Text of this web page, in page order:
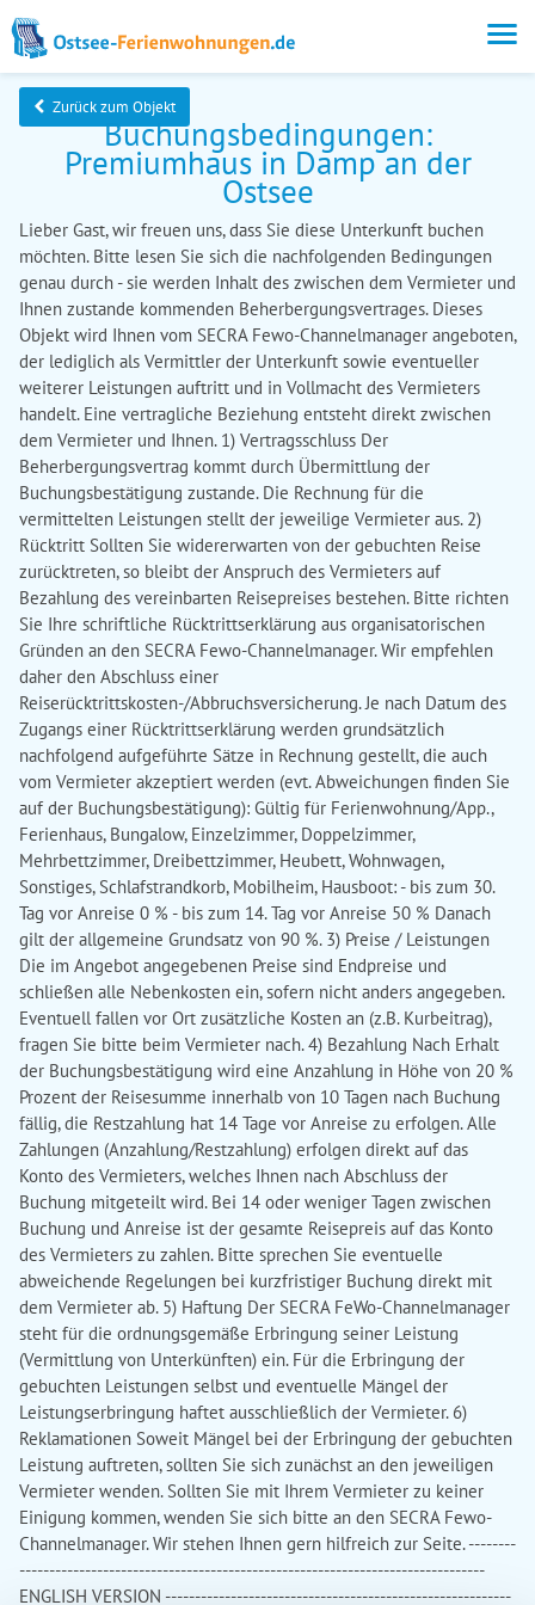
Zurück zum Objekt
Buchungsbedingungen:
Premiumhaus in Damp an der
Ostsee
Lieber Gast, wir freuen uns, dass Sie diese Unterkunft buchen
möchten. Bitte lesen Sie sich die nachfolgenden Bedingungen
genau durch - sie werden Inhalt des zwischen dem Vermieter und
Ihnen zustande kommenden Beherbergungsvertrages. Dieses
Objekt wird Ihnen vom SECRA Fewo-Channelmanager angeboten,
der lediglich als Vermittler der Unterkunft sowie eventueller
weiterer Leistungen auftritt und in Vollmacht des Vermieters
handelt. Eine vertragliche Beziehung entsteht direkt zwischen
dem Vermieter und Ihnen. 1) Vertragsschluss Der
Beherbergungsvertrag kommt durch Übermittlung der
Buchungsbestätigung zustande. Die Rechnung für die
vermittelten Leistungen stellt der jeweilige Vermieter aus. 2)
Rücktritt Sollten Sie widererwarten von der gebuchten Reise
zurücktreten, so bleibt der Anspruch des Vermieters auf
Bezahlung des vereinbarten Reisepreises bestehen. Bitte richten
Sie Ihre schriftliche Rücktrittserklärung aus organisatorischen
Gründen an den SECRA Fewo-Channelmanager. Wir empfehlen
daher den Abschluss einer
Reiserücktrittskosten-/Abbruchsversicherung. Je nach Datum des
Zugangs einer Rücktrittserklärung werden grundsätzlich
nachfolgend aufgeführte Sätze in Rechnung gestellt, die auch
vom Vermieter akzeptiert werden (evt. Abweichungen finden Sie
auf der Buchungsbestätigung): Gültig für Ferienwohnung/App.,
Ferienhaus, Bungalow, Einzelzimmer, Doppelzimmer,
Mehrbettzimmer, Dreibettzimmer, Heubett, Wohnwagen,
Sonstiges, Schlafstrandkorb, Mobilheim, Hausboot: - bis zum 30.
Tag vor Anreise 0 % - bis zum 14. Tag vor Anreise 50 % Danach
gilt der allgemeine Grundsatz von 90 %. 3) Preise / Leistungen
Die im Angebot angegebenen Preise sind Endpreise und
schließen alle Nebenkosten ein, sofern nicht anders angegeben.
Eventuell fallen vor Ort zusätzliche Kosten an (z.B. Kurbeitrag),
fragen Sie bitte beim Vermieter nach. 4) Bezahlung Nach Erhalt
der Buchungsbestätigung wird eine Anzahlung in Höhe von 20 %
Prozent der Reisesumme innerhalb von 10 Tagen nach Buchung
fällig, die Restzahlung hat 14 Tage vor Anreise zu erfolgen. Alle
Zahlungen (Anzahlung/Restzahlung) erfolgen direkt auf das
Konto des Vermieters, welches Ihnen nach Abschluss der
Buchung mitgeteilt wird. Bei 14 oder weniger Tagen zwischen
Buchung und Anreise ist der gesamte Reisepreis auf das Konto
des Vermieters zu zahlen. Bitte sprechen Sie eventuelle
abweichende Regelungen bei kurzfristiger Buchung direkt mit
dem Vermieter ab. 5) Haftung Der SECRA FeWo-Channelmanager
steht für die ordnungsgemäße Erbringung seiner Leistung
(Vermittlung von Unterkünften) ein. Für die Erbringung der
gebuchten Leistungen selbst und eventuelle Mängel der
Leistungserbringung haftet ausschließlich der Vermieter. 6)
Reklamationen Soweit Mängel bei der Erbringung der gebuchten
Leistung auftreten, sollten Sie sich zunächst an den jeweiligen
Vermieter wenden. Sollten Sie mit Ihrem Vermieter zu keiner
Einigung kommen, wenden Sie sich bitte an den SECRA Fewo-
Channelmanager. Wir stehen Ihnen gern hilfreich zur Seite. --------
------------------------------------------------------------------------------
ENGLISH VERSION ----------------------------------------------------------